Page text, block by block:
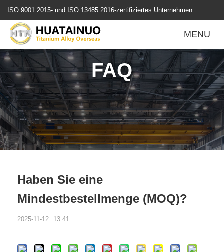
转
容
ISO 9001:2015- und ISO 13485:2016-zertifiziertes Unternehmen
MENU
FAQ
Haben Sie eine
Mindestbestellmenge (MOQ)?
2025-11-12 13:41